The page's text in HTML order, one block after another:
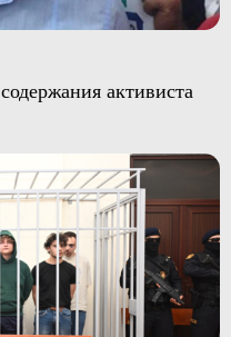
активиста